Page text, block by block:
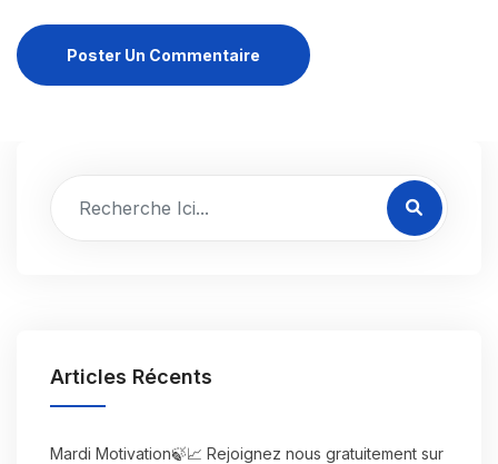
Poster Un Commentaire
Articles Récents
Mardi Motivation🍃📈 Rejoignez nous gratuitement sur